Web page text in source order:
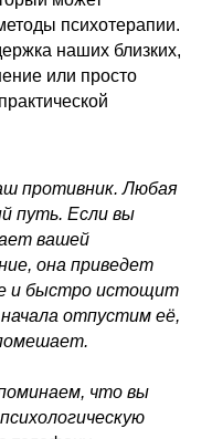
психотерапии.
наших близких,
или просто
противник. Любая
путь. Если вы
вашей
она приведет
и быстро истощит
отпустим её,
что вы